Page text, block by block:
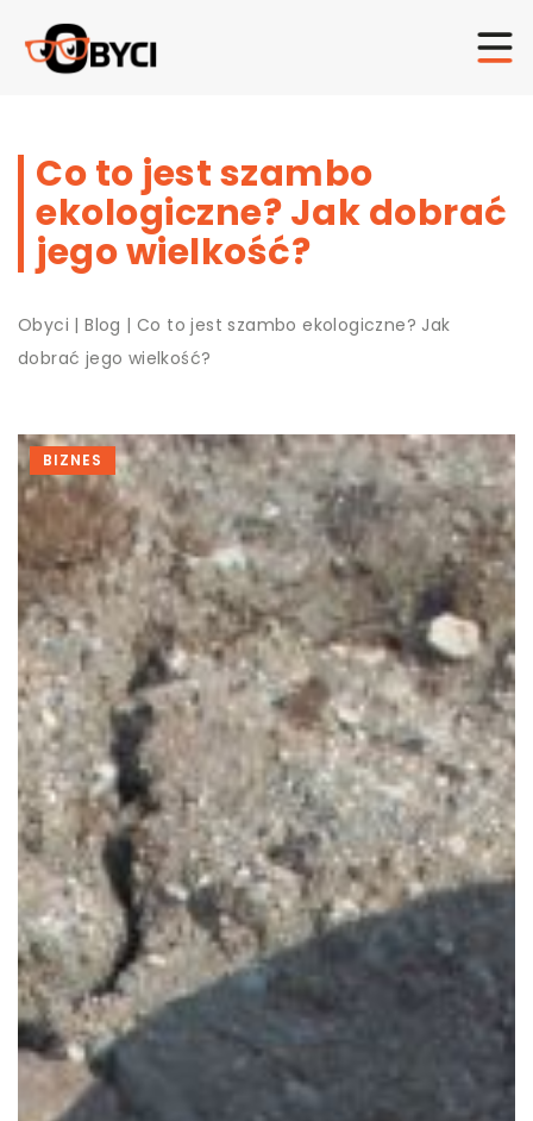
Co to jest szambo
ekologiczne? Jak dobrać
jego wielkość?
Obyci |Blog |Co to jest szambo ekologiczne? Jak
dobrać jego wielkość?
BIZNES